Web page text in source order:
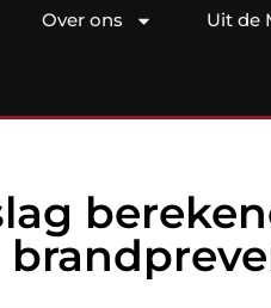
Over ons Uit de